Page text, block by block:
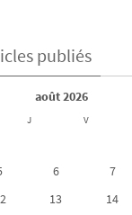
publiés
août 2026
J V
6 7
13 14